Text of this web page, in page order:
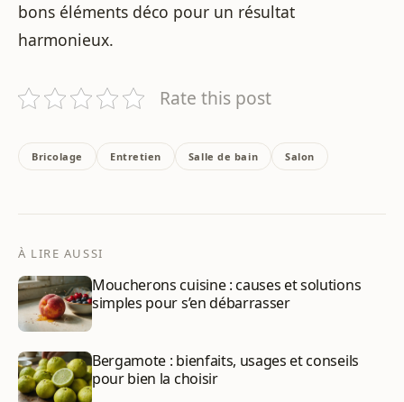
bons éléments déco pour un résultat
harmonieux.
Rate this post
Bricolage Entretien Salle de bain Salon
À LIRE AUSSI
Moucherons cuisine : causes et solutions
simples pour s’en débarrasser
Bergamote : bienfaits, usages et conseils
pour bien la choisir